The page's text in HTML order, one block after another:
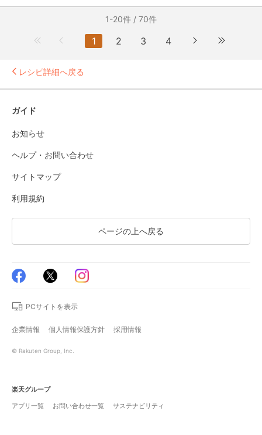
1-20件 / 70件
1 2 3 4
レシピ詳細へ戻る
ガイド
お知らせ
ヘルプ・お問い合わせ
サイトマップ
利用規約
ページの上へ戻る
PCサイトを表示
企業情報 個人情報保護方針 採用情報
© Rakuten Group, Inc.
楽天グループ
アプリ一覧
お問い合わせ一覧 サステナビリティ